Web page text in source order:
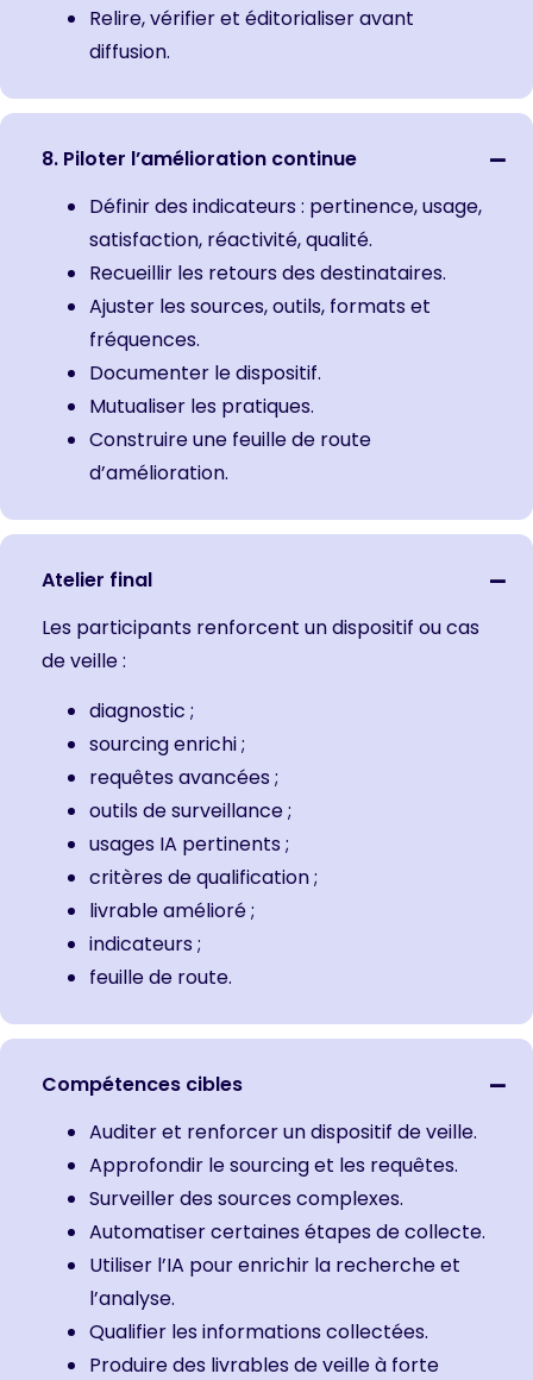
Relire, vérifier et éditorialiser avant
diffusion.
8. Piloter l’amélioration continue
Définir des indicateurs : pertinence, usage,
satisfaction, réactivité, qualité.
Recueillir les retours des destinataires.
Ajuster les sources, outils, formats et
fréquences.
Documenter le dispositif.
Mutualiser les pratiques.
Construire une feuille de route
d’amélioration.
Atelier final
Les participants renforcent un dispositif ou cas
de veille :
diagnostic ;
sourcing enrichi ;
requêtes avancées ;
outils de surveillance ;
usages IA pertinents ;
critères de qualification ;
livrable amélioré ;
indicateurs ;
feuille de route.
Compétences cibles
Auditer et renforcer un dispositif de veille.
Approfondir le sourcing et les requêtes.
Surveiller des sources complexes.
Automatiser certaines étapes de collecte.
Utiliser l’IA pour enrichir la recherche et
l’analyse.
Qualifier les informations collectées.
Produire des livrables de veille à forte